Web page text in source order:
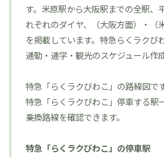
す。米原駅から大阪駅までの全駅、
れぞれのダイヤ、（大阪方面）・（
を掲載しています。特急らくラクび
通勤・通学・観光のスケジュール作
特急「らくラクびわこ」の路線図です
特急「らくラクびわこ」停車する駅
乗換路線を確認できます。
特急「らくラクびわこ」の停車駅